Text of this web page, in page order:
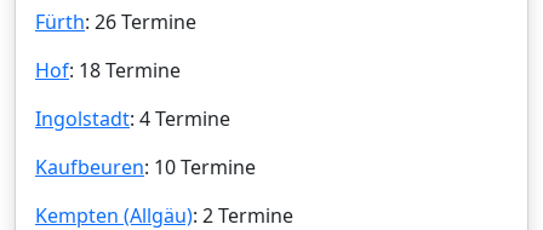
Fürth: 26 Termine
Hof: 18 Termine
Ingolstadt: 4 Termine
Kaufbeuren: 10 Termine
Kempten (Allgäu): 2 Termine